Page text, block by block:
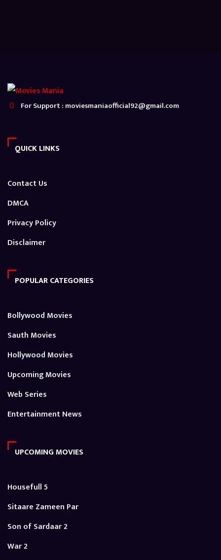
For Support : moviesmaniaofficial92@gmail.com
QUICK LINKS
Contact Us
DMCA
Privacy Policy
Disclaimer
POPULAR CATEGORIES
Bollywood Movies
Sauth Movies
Hollywood Movies
Upcoming Movies
Web Series
Entertainment News
UPCOMING MOVIES
Housefull 5
Sitaare Zameen Par
Son of Sardaar 2
War 2